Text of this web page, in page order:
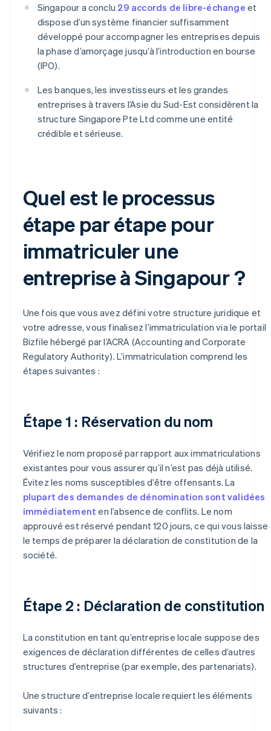
Singapour a conclu 29 accords de libre-échange et
dispose d’un système financier suffisamment
développé pour accompagner les entreprises depuis
la phase d’amorçage jusqu’à l’introduction en bourse
(IPO).
Les banques, les investisseurs et les grandes
entreprises à travers l’Asie du Sud-Est considèrent la
structure Singapore Pte Ltd comme une entité
crédible et sérieuse.
Quel est le processus
étape par étape pour
immatriculer une
entreprise à Singapour ?
Une fois que vous avez défini votre structure juridique et
votre adresse, vous finalisez l’immatriculation via le portail
Bizfile hébergé par l’ACRA (Accounting and Corporate
Regulatory Authority). L’immatriculation comprend les
étapes suivantes :
Étape 1 : Réservation du nom
Vérifiez le nom proposé par rapport aux immatriculations
existantes pour vous assurer qu’il n’est pas déjà utilisé.
Évitez les noms susceptibles d’être offensants. La
plupart des demandes de dénomination sont validées
immédiatement en l’absence de conflits. Le nom
approuvé est réservé pendant 120 jours, ce qui vous laisse
le temps de préparer la déclaration de constitution de la
société.
Étape 2 : Déclaration de constitution
La constitution en tant qu’entreprise locale suppose des
exigences de déclaration différentes de celles d’autres
structures d’entreprise (par exemple, des partenariats).
Une structure d’entreprise locale requiert les éléments
suivants :